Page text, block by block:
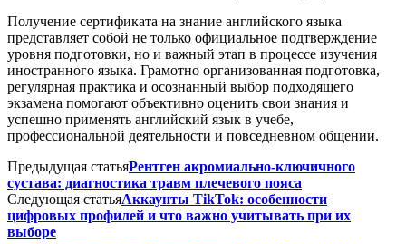
Получение сертификата на знание английского языка
представляет собой не только официальное подтверждение
уровня подготовки, но и важный этап в процессе изучения
иностранного языка. Грамотно организованная подготовка,
регулярная практика и осознанный выбор подходящего
экзамена помогают объективно оценить свои знания и
успешно применять английский язык в учебе,
профессиональной деятельности и повседневном общении.
Предыдущая статьяРентген акромиально-ключичного
сустава: диагностика травм плечевого пояса
Следующая статьяАккаунты TikTok: особенности
цифровых профилей и что важно учитывать при их
выборе